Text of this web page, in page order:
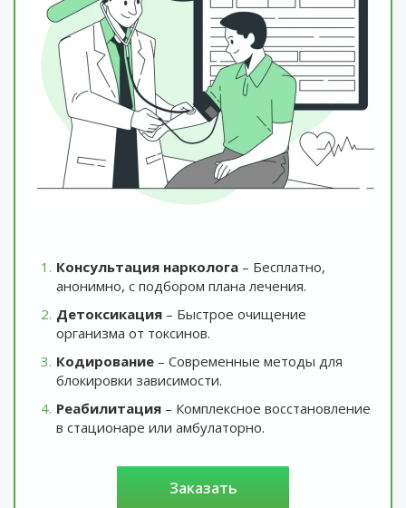
Консультация нарколога – Бесплатно,
анонимно, с подбором плана лечения.
Детоксикация – Быстрое очищение
организма от токсинов.
Кодирование – Современные методы для
блокировки зависимости.
Реабилитация – Комплексное восстановление
в стационаре или амбулаторно.
заказать